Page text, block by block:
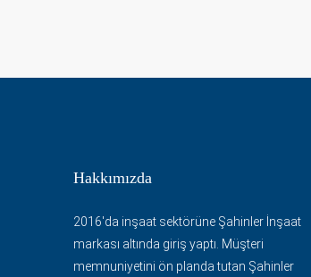
Hakkımızda
2016'da inşaat sektörüne Şahinler İnşaat
markası altında giriş yaptı. Müşteri
memnuniyetini ön planda tutan Şahinler